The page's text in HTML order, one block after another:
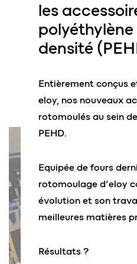
les
densité
Entièrement conçus
eloy, nos nouveaux
rotomoulés au sein
PEHD.
Equipée de fours
rotomoulage d’eloy
évolution et son
meilleures matières
Résultats ?